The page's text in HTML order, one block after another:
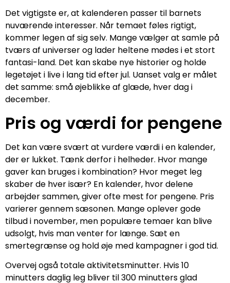
Det vigtigste er, at kalenderen passer til barnets
nuværende interesser. Når temaet føles rigtigt,
kommer legen af sig selv. Mange vælger at samle på
tværs af universer og lader heltene mødes i et stort
fantasi-land. Det kan skabe nye historier og holde
legetøjet i live i lang tid efter jul. Uanset valg er målet
det samme: små øjeblikke af glæde, hver dag i
december.
Pris og værdi for pengene
Det kan være svært at vurdere værdi i en kalender,
der er lukket. Tænk derfor i helheder. Hvor mange
gaver kan bruges i kombination? Hvor meget leg
skaber de hver især? En kalender, hvor delene
arbejder sammen, giver ofte mest for pengene. Pris
varierer gennem sæsonen. Mange oplever gode
tilbud i november, men populære temaer kan blive
udsolgt, hvis man venter for længe. Sæt en
smertegrænse og hold øje med kampagner i god tid.
Overvej også totale aktivitetsminutter. Hvis 10
minutters daglig leg bliver til 300 minutters glad